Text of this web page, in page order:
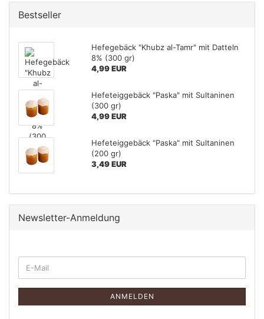
Bestseller
Hefegebäck "Khubz al-Tamr" mit Datteln
8% (300 gr)
4,99 EUR
Hefeteiggebäck "Paska" mit Sultaninen
(300 gr)
4,99 EUR
Hefeteiggebäck "Paska" mit Sultaninen
(200 gr)
3,49 EUR
Newsletter-Anmeldung
ZURE-
Mail
ANMELDEN